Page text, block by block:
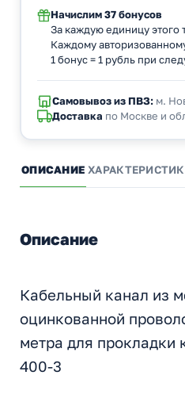
Начислим 37 бонусов
За каждую единицу этого
Каждому
1 бонус = 1 рубль при
Самовывоз из ПВЗ:м.
Доставка по Москве и
ОПИСАНИЕ
Описание
Кабельный канал из
оцинкованной
метра для прокладки
400-3